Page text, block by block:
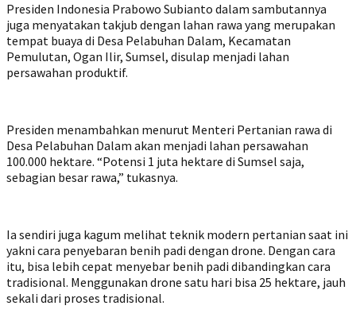
Presiden Indonesia Prabowo Subianto dalam sambutannya
juga menyatakan takjub dengan lahan rawa yang merupakan
tempat buaya di Desa Pelabuhan Dalam, Kecamatan
Pemulutan, Ogan Ilir, Sumsel, disulap menjadi lahan
persawahan produktif.
Presiden menambahkan menurut Menteri Pertanian rawa di
Desa Pelabuhan Dalam akan menjadi lahan persawahan
100.000 hektare. “Potensi 1 juta hektare di Sumsel saja,
sebagian besar rawa,” tukasnya.
Ia sendiri juga kagum melihat teknik modern pertanian saat ini
yakni cara penyebaran benih padi dengan drone. Dengan cara
itu, bisa lebih cepat menyebar benih padi dibandingkan cara
tradisional. Menggunakan drone satu hari bisa 25 hektare, jauh
sekali dari proses tradisional.